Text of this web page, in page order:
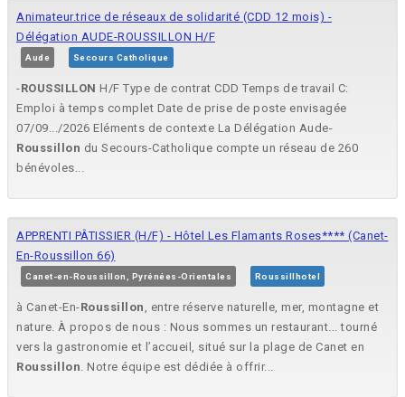
Animateur.trice de réseaux de solidarité (CDD 12 mois) -
Délégation AUDE-ROUSSILLON H/F
Aude Secours Catholique
-ROUSSILLON H/F Type de contrat CDD Temps de travail C:
Emploi à temps complet Date de prise de poste envisagée
07/09.../2026 Eléments de contexte La Délégation Aude-
Roussillon du Secours-Catholique compte un réseau de 260
bénévoles...
APPRENTI PÂTISSIER (H/F) - Hôtel Les Flamants Roses**** (Canet-
En-Roussillon 66)
Canet-en-Roussillon, Pyrénées-Orientales Roussillhotel
à Canet-En-Roussillon , entre réserve naturelle, mer, montagne et
nature. À propos de nous : Nous sommes un restaurant... tourné
vers la gastronomie et l’accueil, situé sur la plage de Canet en
Roussillon. Notre équipe est dédiée à offrir...